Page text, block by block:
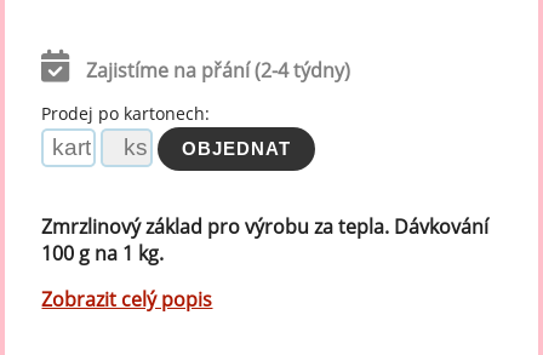
Zajistíme na přání (2-4 týdny)
Prodej po kartonech:
Zmrzlinový základ pro výrobu za tepla. Dávkování
100 g na 1 kg.
Zobrazit celý popis